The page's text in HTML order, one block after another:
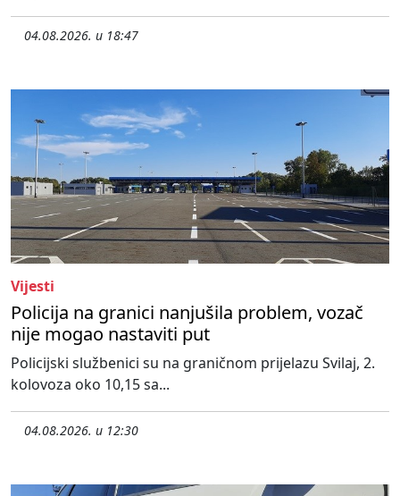
04.08.2026. u 18:47
Vijesti
Policija na granici nanjušila problem, vozač
nije mogao nastaviti put
Policijski službenici su na graničnom prijelazu Svilaj, 2.
kolovoza oko 10,15 sa...
04.08.2026. u 12:30